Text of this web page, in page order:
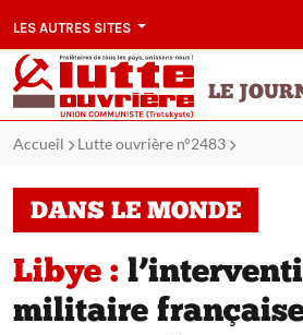
LES AUTRES SITES
LE
Accueil Lutte ouvrière n°2483
DANS LE MONDE
Libye :
militaire